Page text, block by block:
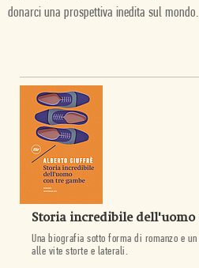
donarci una prospettiva inedita sul mondo.
Storia incredibile dell'uomo
Una biografia sotto forma di romanzo e
alle vite storte e laterali.